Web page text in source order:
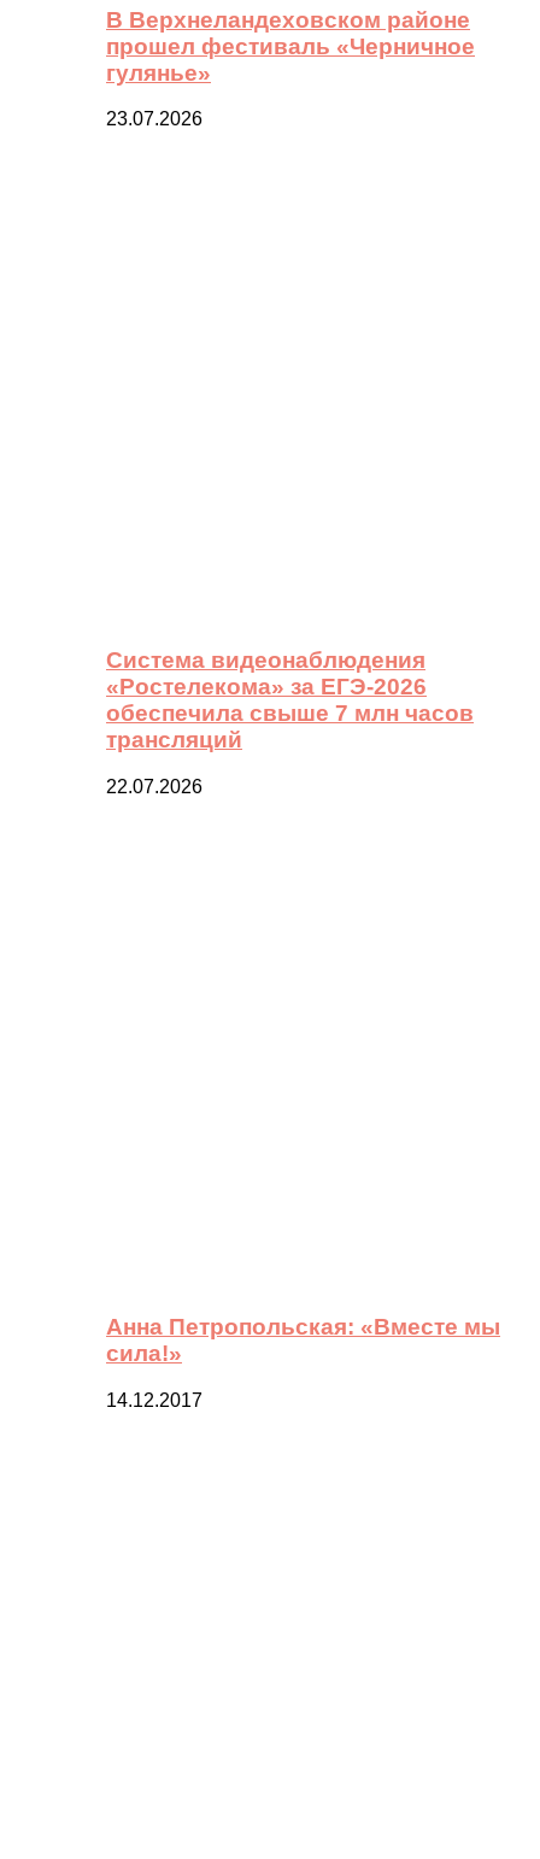
В Верхнеландеховском районе
прошел фестиваль «Черничное
гулянье»
23.07.2026
Система видеонаблюдения
«Ростелекома» за ЕГЭ-2026
обеспечила свыше 7 млн часов
трансляций
22.07.2026
Анна Петропольская: «Вместе мы
сила!»
14.12.2017